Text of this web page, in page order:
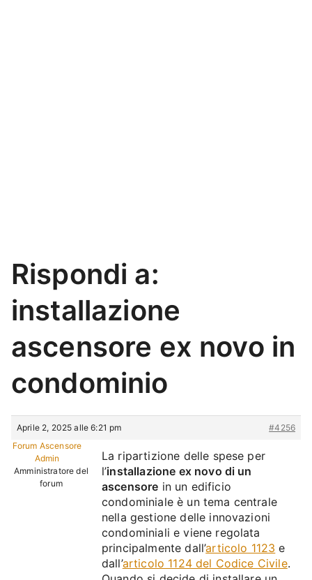
Rispondi a:
installazione
ascensore ex novo in
condominio
Aprile 2, 2025 alle 6:21 pm
#4256
Forum Ascensore
Admin
Amministratore del
forum
La ripartizione delle spese per
l’installazione ex novo di un
ascensore in un edificio
condominiale è un tema centrale
nella gestione delle innovazioni
condominiali e viene regolata
principalmente dall’articolo 1123 e
dall’articolo 1124 del Codice Civile.